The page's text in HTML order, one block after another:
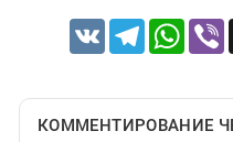
VK Telegram
КОММЕНТИРОВАНИЕ